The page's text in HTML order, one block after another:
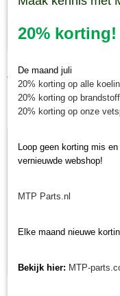
Bandenset CBR Ceccato
€ 33,40
20% korting!
De maand juli
20% korting op alle
20% korting op
20% korting op onze
Loop geen korting mis
vernieuwde webshop!
MTP Parts.nl
Elke maand nieuwe
Bekijk hier: MTP-